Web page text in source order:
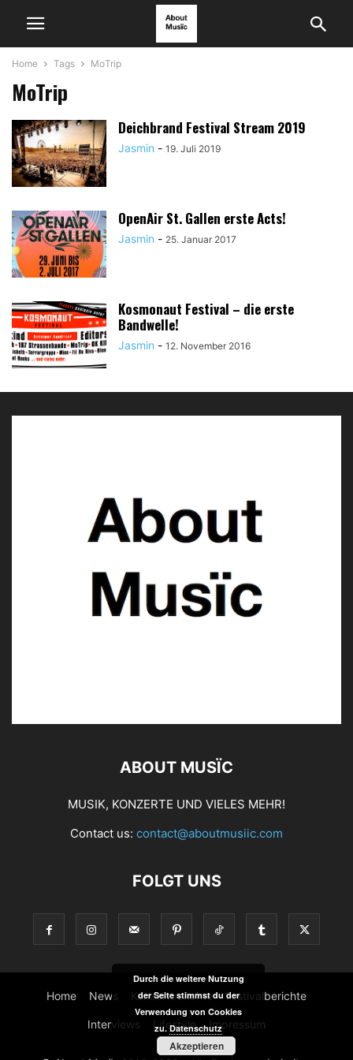
Home Tags MoTrip
MoTrip
Deichbrand Festival Stream 2019
Jasmin - 19. Juli 2019
OpenAir St. Gallen erste Acts!
Jasmin - 25. Januar 2017
Kosmonaut Festival – die erste
Bandwelle!
Jasmin - 12. November 2016
ABOUT MUSÏC
MUSIK, KONZERTE UND VIELES MEHR!
Contact us: contact@aboutmusiic.com
FOLGT UNS
Home News Konzertberichte Festivalberichte
Interviews Lifestyle Impressum
Durch die weitere Nutzung
der Seite stimmst du der
Verwendung von Cookies
zu.Datenschutz
Akzeptieren